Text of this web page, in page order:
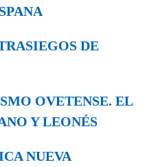
DE
OVETENSE. EL
Y LEONÉS
NUEVA